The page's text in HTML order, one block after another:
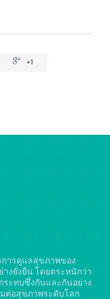
 +1
ารดูแลสุขภาพของ
างยั่งยืนโดยตระหนักว่า
ระทบซึ่งกันและกันอย่าง
ต่อสุขภาพระดับโลก